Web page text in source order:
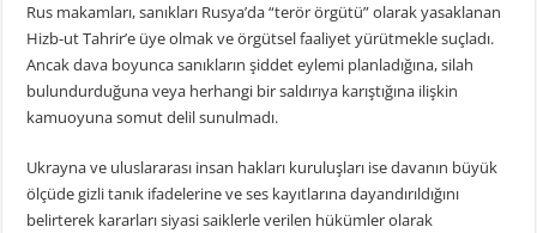
Rus makamları, sanıkları Rusya’da “terör örgütü” olarak yasaklanan
Hizb-ut Tahrir’e üye olmak ve örgütsel faaliyet yürütmekle suçladı.
Ancak dava boyunca sanıkların şiddet eylemi planladığına, silah
bulundurduğuna veya herhangi bir saldırıya karıştığına ilişkin
kamuoyuna somut delil sunulmadı.
Ukrayna ve uluslararası insan hakları kuruluşları ise davanın büyük
ölçüde gizli tanık ifadelerine ve ses kayıtlarına dayandırıldığını
belirterek kararları siyasi saiklerle verilen hükümler olarak